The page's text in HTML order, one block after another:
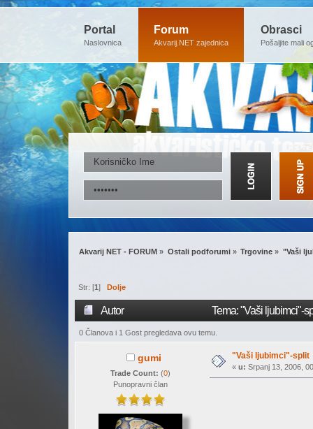
Portal
Naslovnica
Forum
Akvarij.NET zajednica
Obrasci
Pošaljite mali
Akvarij NET - FORUM » Ostali podforumi» Trgovine » "Vaši
Str: [1] Dolje
Autor Tema: "Vaši ljubimci"-
0 Članova i 1 Gost pregledava ovu temu.
gumi
Trade Count: (0)
Punopravni član
"Vaši ljubimci"-split
« u: Srpanj 13, 2006,